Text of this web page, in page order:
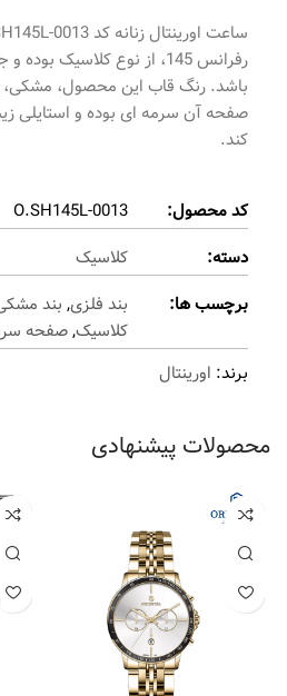
رفرانس 145، از نوع کلاسیک
باشد. رنگ قاب این محصول،
صفحه آن سرمه ای بوده و استایلی
کند.
کد محصول:
O.SH145L-0013
دسته:
کلاسیک
برچسب ها:
بند فلزی, بند
کلاسیک,صفحه
برند: اورینتال
محصولات پیشنهادی